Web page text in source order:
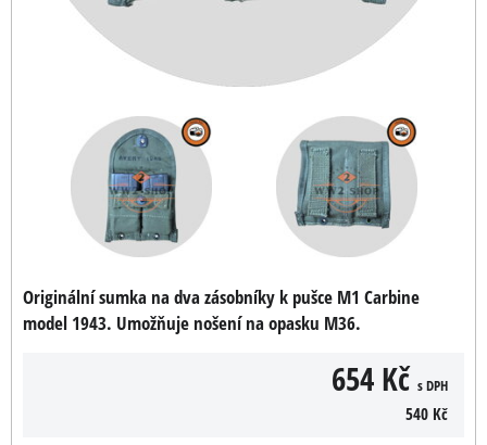
Originální sumka na dva zásobníky k pušce M1 Carbine
model 1943. Umožňuje nošení na opasku M36.
654 Kč s DPH
540 Kč